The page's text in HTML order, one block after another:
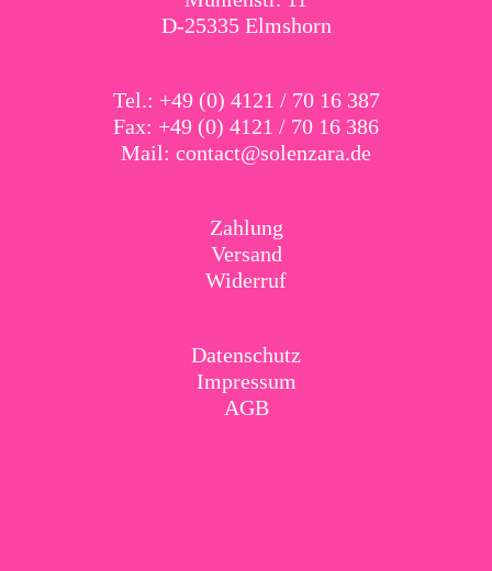
D-25335 Elmshorn
Tel.: +49 (0) 4121 / 70 16 387
Fax: +49 (0) 4121 / 70 16 386
Mail: contact@solenzara.de
Zahlung
Versand
Widerruf
Datenschutz
Impressum
AGB